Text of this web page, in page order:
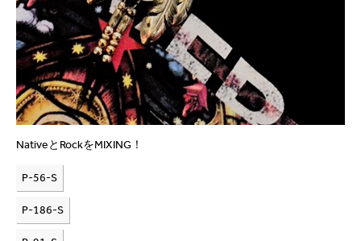
NativeとRockをMIXING！
P-56-S
P-186-S